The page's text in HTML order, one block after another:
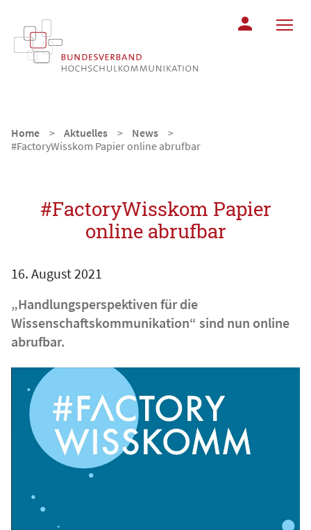
Home Aktuelles
News
#FactoryWisskom Papier online abrufbar
#FactoryWisskom Papier
online abrufbar
16. August 2021
„Handlungsperspektiven für die
Wissenschaftskommunikation“ sind nun online
abrufbar.